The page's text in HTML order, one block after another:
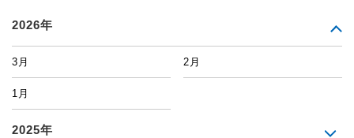
2026年
3月 2月
1月
2025年